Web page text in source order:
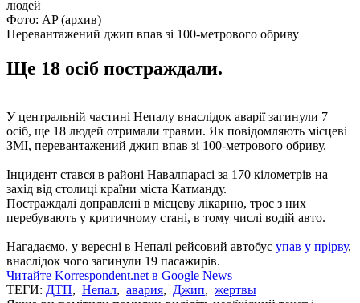
Фото: AP (архив)
Перевантажений джип впав зі 100-метрового обриву
Ще 18 осіб постраждали.
У центральній частині Непалу внаслідок аварії загинули 7
осіб, ще 18 людей отримали травми. Як повідомляють місцеві
ЗМІ, перевантажений джип впав зі 100-метрового обриву.
Інцидент стався в районі Навалпарасі за 170 кілометрів на
захід від столиці країни міста Катманду.
Постраждалі доправлені в місцеву лікарню, троє з них
перебувають у критичному стані, в тому числі водій авто.
Нагадаємо, у вересні в Непалі рейсовий автобус упав у прірву,
внаслідок чого загинули 19 пасажирів.
Читайте Korrespondent.net в Google News
ТЕГИ: ДТП, Непал, авария, Джип, жертвы